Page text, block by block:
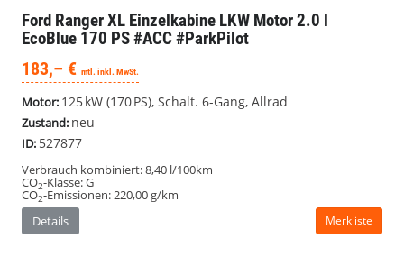
Ford RangerXL Einzelkabine LKW Motor 2.0 l
EcoBlue 170 PS #ACC #ParkPilot
183,– € mtl. inkl. MwSt.
Motor: 125 kW (170 PS), Schalt. 6-Gang, Allrad
Zustand: neu
ID: 527877
Verbrauch kombiniert:8,40 l/100km
CO2-Klasse:G
CO2-Emissionen:220,00 g/km
Details
Merkliste